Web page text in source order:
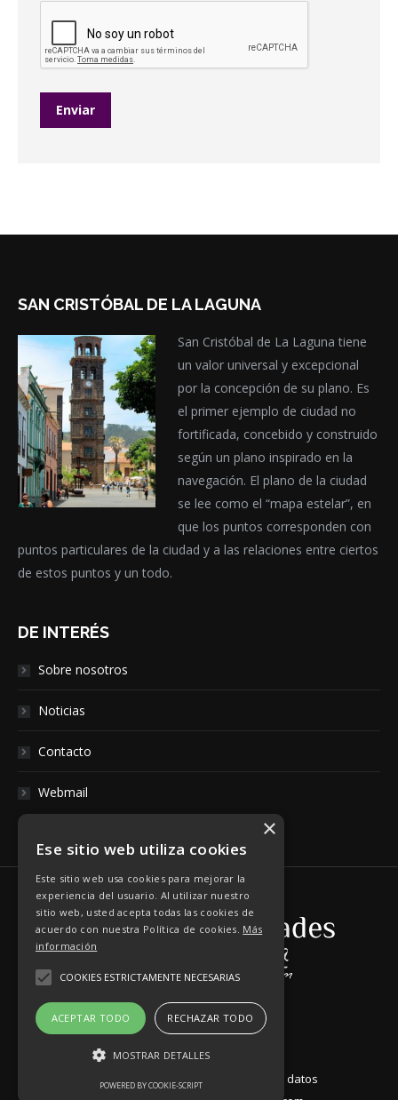
SAN CRISTÓBAL DE LA LAGUNA
San Cristóbal de La Laguna tiene
un valor universal y excepcional
por la concepción de su plano. Es
el primer ejemplo de ciudad no
fortificada, concebido y construido
según un plano inspirado en la
navegación. El plano de la ciudad
se lee como el “mapa estelar”, en
que los puntos corresponden con
puntos particulares de la ciudad y a las relaciones entre ciertos
de estos puntos y un todo.
DE INTERÉS
Sobre nosotros
Noticias
Contacto
Webmail
Aviso Legal|Política de Protección de datos
×
Ese sitio web utiliza cookies
Este sitio web usa cookies para mejorar la
experiencia del usuario. Al utilizar nuestro
sitio web, usted acepta todas las cookies de
acuerdo con nuestra Política de cookies. Más
información
COOKIES ESTRICTAMENTE NECESARIAS
ACEPTAR TODO RECHAZAR TODO
MOSTRAR DETALLES
POWERED BY COOKIE-SCRIPT